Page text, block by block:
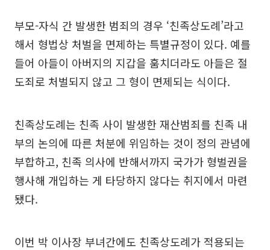
부모-자식 간 발생한 범죄의 경우 ‘친족상도례’라고
해서 형법상 처벌을 면제하는 특별규정이 있다. 예를
들어 아들이 아버지의 지갑을 훔치더라도 아들은 절
도죄로 처벌되지 않고 그 형이 면제되는 식이다.
친족상도례는 친족 사이 발생한 재산범죄를 친족 내
부의 논의에 따른 처분에 위임하는 것이 정의 관념에
부합하고, 친족 의사에 반해서까지 국가가 형벌권을
행사해 개입하는 게 타당하지 않다는 취지에서 마련
됐다.
이번 박 이사장 부녀간에도 친족상도례가 적용되는